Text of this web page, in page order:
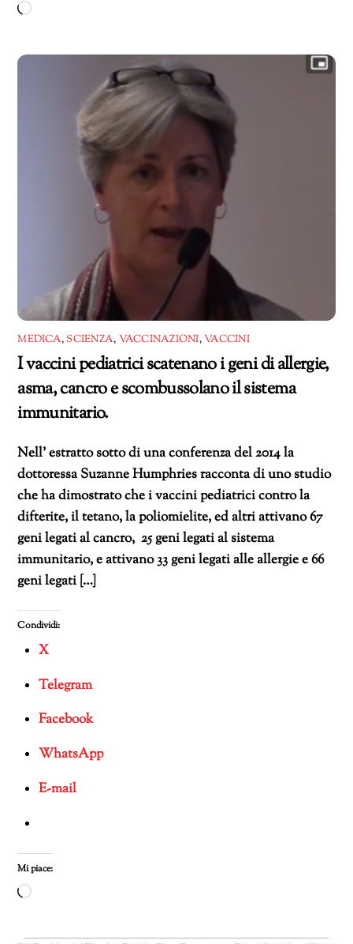
Caricamento
corso…
MEDICA,SCIENZA, VACCINAZIONI,VACCINI
I vaccini pediatrici scatenano i geni di allergie,
asma, cancro e scombussolano il sistema
immunitario.
Nell’ estratto sotto di una conferenza del 2014 la
dottoressa Suzanne Humphries racconta di uno studio
che ha dimostrato che i vaccini pediatrici contro la
difterite, il tetano, la poliomielite, ed altri attivano 67
geni legati al cancro, 25 geni legati al sistema
immunitario, e attivano 33 geni legati alle allergie e 66
geni legati […]
Condividi:
X
Telegram
Facebook
WhatsApp
E-mail
Mi piace:
Caricamento
corso…